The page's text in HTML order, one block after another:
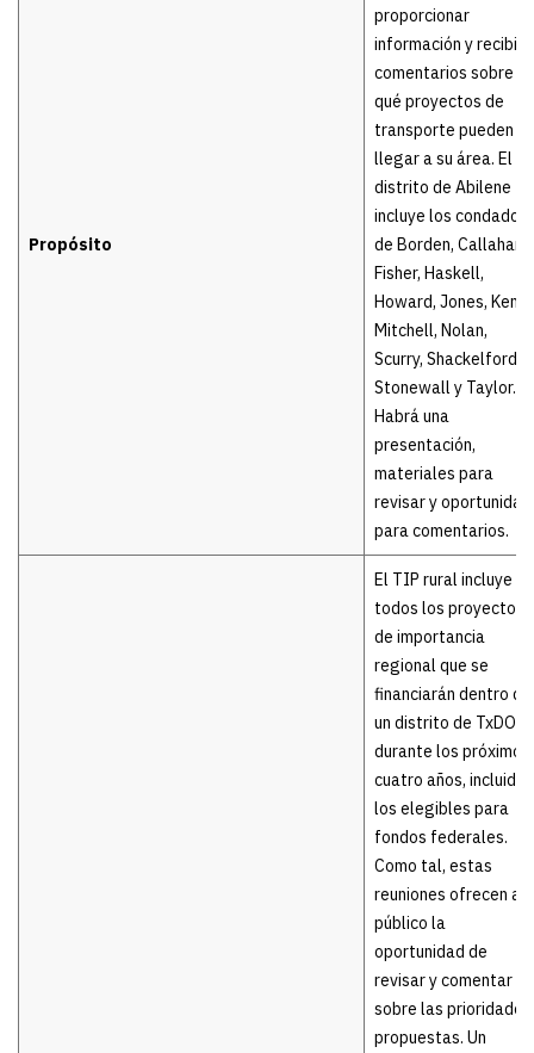
Propósito
proporcionar
información y recibir
comentarios sobre
qué proyectos de
transporte pueden
llegar a su área. El
distrito de Abilene
incluye los condados
de Borden, Callahan,
Fisher, Haskell,
Howard, Jones, Kent,
Mitchell, Nolan,
Scurry, Shackelford,
Stonewall y Taylor.
Habrá una
presentación,
materiales para
revisar y oportunidad
para comentarios.
El TIP rural incluye
todos los proyectos
de importancia
regional que se
financiarán dentro de
un distrito de TxDOT
durante los próximos
cuatro años, incluidos
los elegibles para
fondos federales.
Como tal, estas
reuniones ofrecen al
público la
oportunidad de
revisar y comentar
sobre las prioridades
propuestas. Un